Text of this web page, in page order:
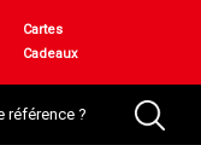
Cartes
Cadeaux